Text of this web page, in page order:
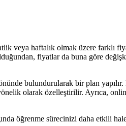
veya haftalık olmak üzere farklı
fiyatlar da buna göre
bulundurularak bir plan
olarak özelleştirilir. Ayrıca,
öğrenme sürecinizi daha etkili